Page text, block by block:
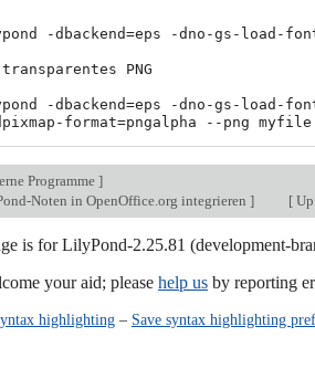
-dbackend=eps -dno-gs-load-
PNG
-dbackend=eps -dno-gs-load-
Programme]
Noten in OpenOffice.org integrieren ] [
is for LilyPond-2.25.81 (development-
your aid; please help us by reporting
highlighting– Save syntax highlighting